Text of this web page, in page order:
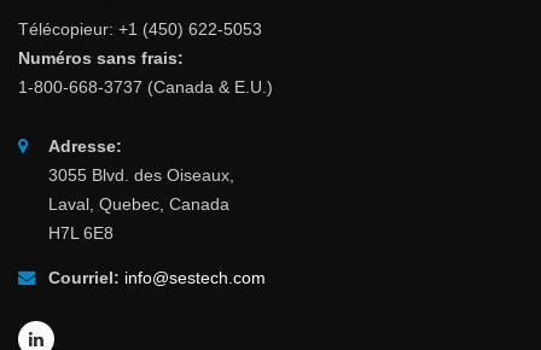
Télécopieur: +1 (450) 622-5053
Numéros sans frais:
1-800-668-3737 (Canada & E.U.)
Adresse:
3055 Blvd. des Oiseaux,
Laval, Quebec, Canada
H7L 6E8
Courriel: info@sestech.com